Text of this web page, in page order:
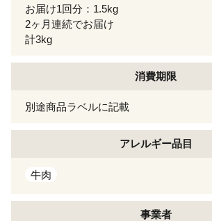
お届け1回分：1.5kg
2ヶ月連続でお届け
計3kg
消費期限
別途商品ラベルに記載
アレルギー品目
牛肉
事業者